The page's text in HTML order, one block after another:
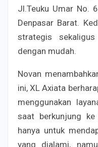
Jl.Teuku Umar No.
Denpasar Barat.
strategis
dengan mudah.
Novan
ini, XL Axiata
menggunakan
saat berkunjung
hanya untuk
yang dialami,